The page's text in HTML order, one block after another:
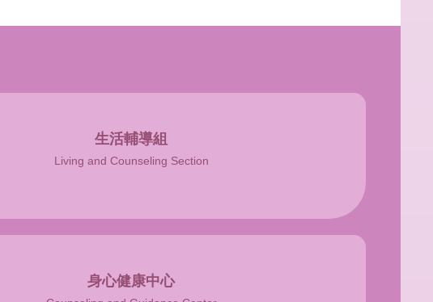
生活輔導組
Living and Counseling Section
身心健康中心